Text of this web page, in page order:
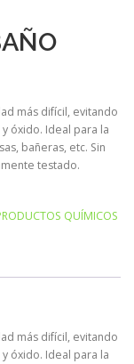
más difícil, evitando
óxido. Ideal para la
bañeras, etc. Sin
testado.
QUÍMICOS
más difícil, evitando
óxido. Ideal para la